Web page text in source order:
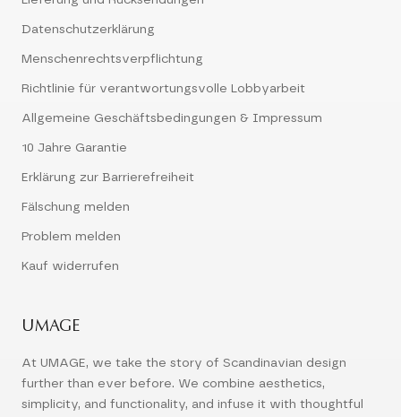
Datenschutzerklärung
Menschenrechtsverpflichtung
Richtlinie für verantwortungsvolle Lobbyarbeit
Allgemeine Geschäftsbedingungen & Impressum
10 Jahre Garantie
Erklärung zur Barrierefreiheit
Fälschung melden
Problem melden
Kauf widerrufen
UMAGE
At UMAGE, we take the story of Scandinavian design
further than ever before. We combine aesthetics,
simplicity, and functionality, and infuse it with thoughtful